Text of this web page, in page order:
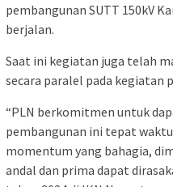
pembangunan SUTT 150kV
berjalan.
Saat ini kegiatan juga telah
secara paralel pada kegiatan
“PLN berkomitmen untuk
pembangunan ini tepat
momentum yang bahagia,
andal dan prima dapat